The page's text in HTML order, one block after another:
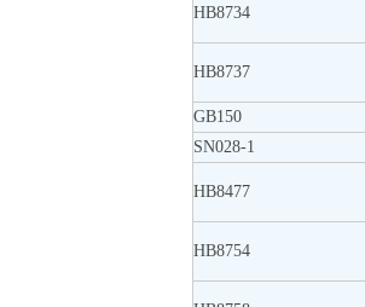
HB8734
HB8737
GB150
SN028-1
HB8477
HB8754